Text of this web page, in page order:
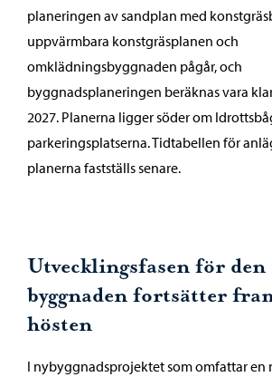
planeringen av sandplan med
uppvärmbara konstgräsplanen och
omklädningsbyggnaden pågår, och
byggnadsplaneringen beräknas vara
2027. Planerna ligger söder om
parkeringsplatserna. Tidtabellen för
planerna fastställs senare.
Utvecklingsfasen för den
byggnaden fortsätter
hösten
I nybyggnadsprojektet som omfattar en